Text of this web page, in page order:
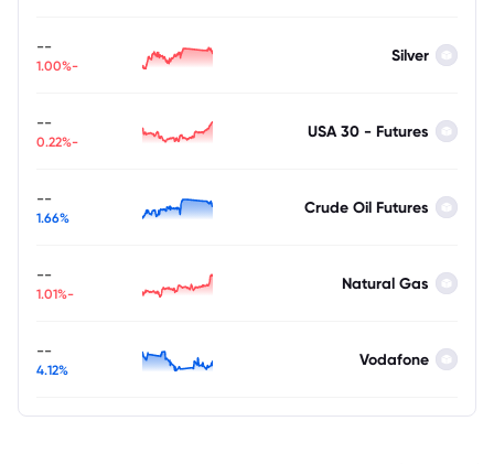
Silver
--
-1.00%
USA 30 - Futures
--
-0.22%
Crude Oil Futures
--
1.66%
Natural Gas
--
-1.01%
Vodafone
--
4.12%